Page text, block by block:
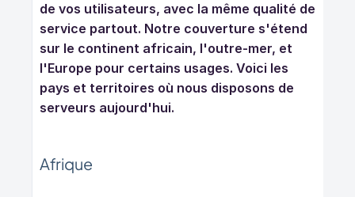
de vos utilisateurs, avec la même qualité de
service partout. Notre couverture s'étend
sur le continent africain, l'outre-mer, et
l'Europe pour certains usages. Voici les
pays et territoires où nous disposons de
serveurs aujourd'hui.
Afrique